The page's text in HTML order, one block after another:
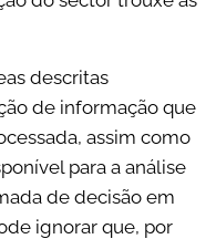
descritas
de informação que
assim como
para a análise
de decisão em
ignorar que, por